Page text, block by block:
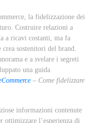
la fidelizzazione dei
Costruire relazioni a
a ricavi costanti, ma fa
sostenitori del brand.
e a svelare i segreti
una guida
– Come fidelizzare
informazioni contenute
ottimizzare l’esperienza di